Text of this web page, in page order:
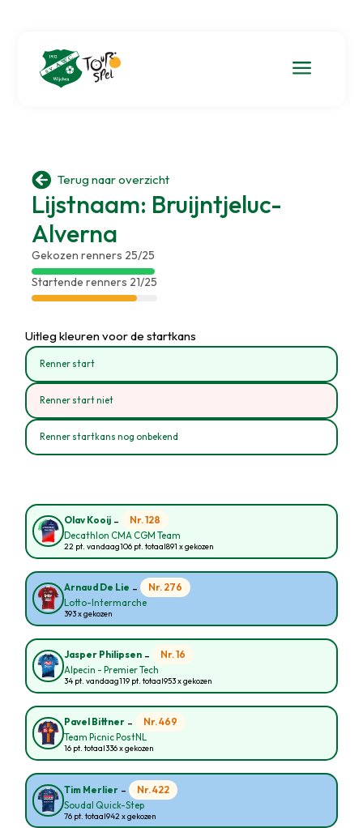
a
 Terug naar overzicht
Lijstnaam: Bruijntjeluc-
Alverna
Gekozen renners 25/25
Startende renners 21/25
Uitleg kleuren voor de startkans
Renner start
Renner start niet
Renner startkans nog onbekend
Olav Kooij - Nr. 128
Decathlon CMA CGM Team
22 pt. vandaag106 pt. totaal891 x gekozen
Arnaud De Lie - Nr. 276
Lotto-Intermarche
393 x gekozen
Jasper Philipsen - Nr. 16
Alpecin - Premier Tech
34 pt. vandaag119 pt. totaal953 x gekozen
Pavel Bittner - Nr. 469
Team Picnic PostNL
16 pt. totaal336 x gekozen
Tim Merlier - Nr. 422
Soudal Quick-Step
76 pt. totaal942 x gekozen